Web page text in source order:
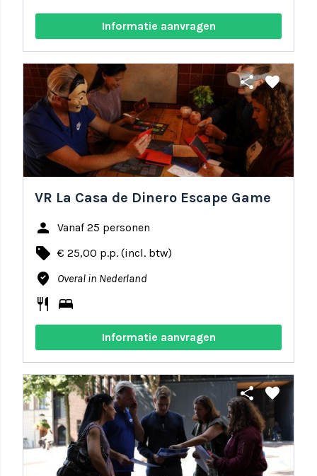
Informatie aanvragen
share favorite
VR La Casa de Dinero Escape Game
person Vanaf 25 personen
local_offer € 25,00 p.p. (incl. btw)
where_to_vote Overal in Nederland
restaurant bed
Informatie aanvragen
share favorite